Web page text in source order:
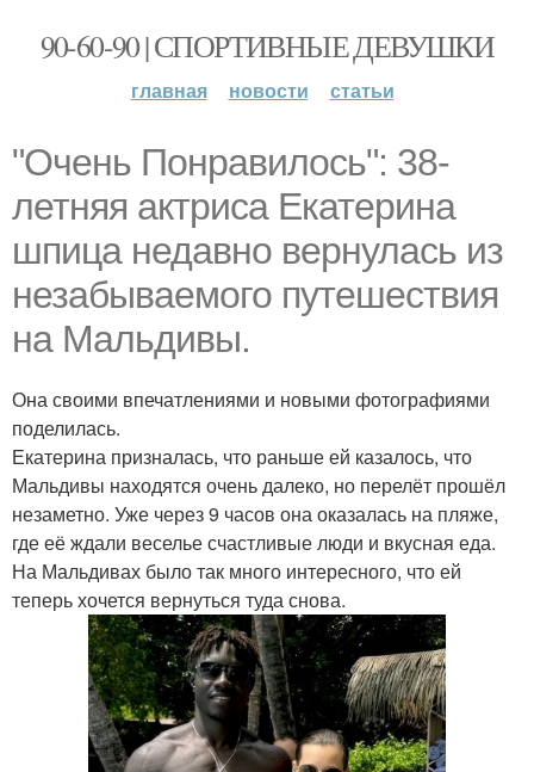
90-60-90 | СПОРТИВНЫЕ ДЕВУШКИ
главная новости статьи
"Очень Понравилось": 38-
летняя актриса Екатерина
шпица недавно вернулась из
незабываемого путешествия
на Мальдивы.
Она своими впечатлениями и новыми фотографиями
поделилась.
Екатерина призналась, что раньше ей казалось, что
Мальдивы находятся очень далеко, но перелёт прошёл
незаметно. Уже через 9 часов она оказалась на пляже,
где её ждали веселье счастливые люди и вкусная еда.
На Мальдивах было так много интересного, что ей
теперь хочется вернуться туда снова.